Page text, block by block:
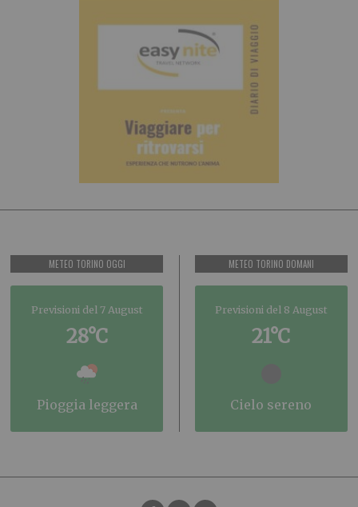
METEO TORINO OGGI
Previsioni del 7 August
28°C
pioggia leggera
METEO TORINO DOMANI
Previsioni del 8 August
21°C
cielo sereno